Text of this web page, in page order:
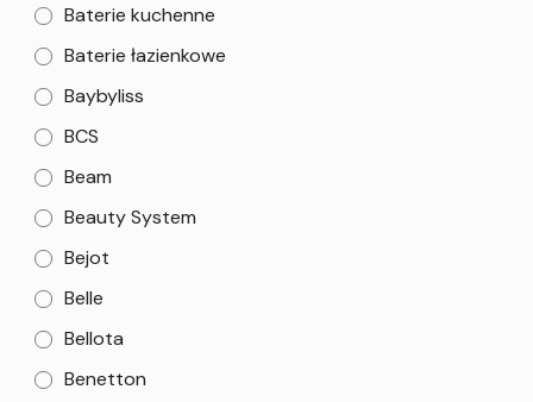
Baterie kuchenne
Baterie łazienkowe
Baybyliss
BCS
Beam
Beauty System
Bejot
Belle
Bellota
Benetton